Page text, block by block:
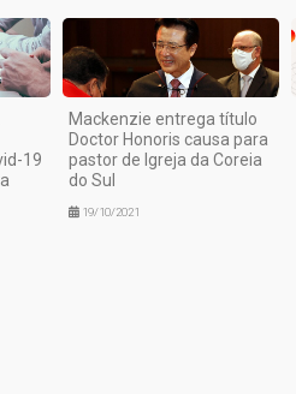
19
Mackenzie entrega título
Doctor Honoris causa para
pastor de Igreja da Coreia
do Sul
19/10/2021